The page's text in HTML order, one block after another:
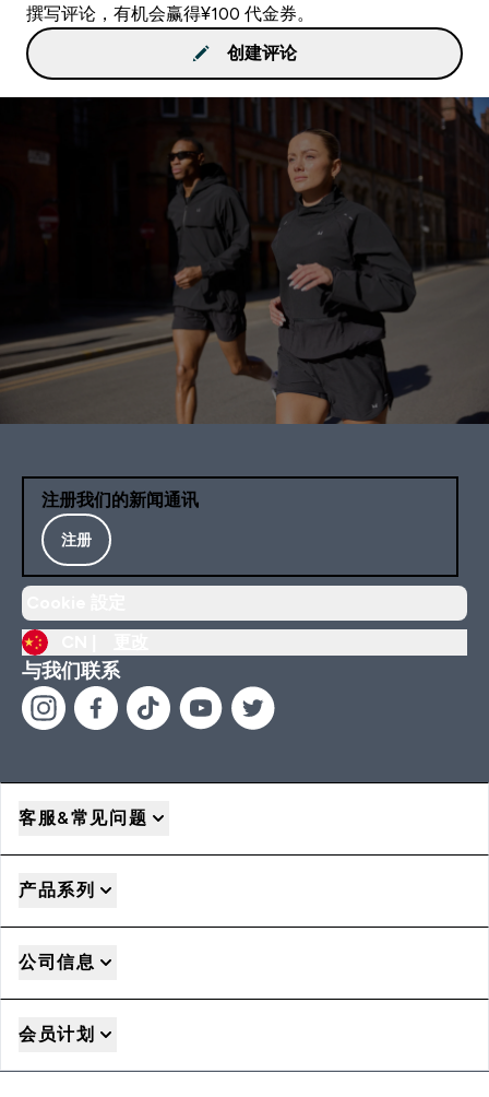
撰写评论，有机会赢得¥100 代金券。
创建评论
注册我们的新闻通讯
注册
与我们联系
客服&常见问题
产品系列
公司信息
会员计划